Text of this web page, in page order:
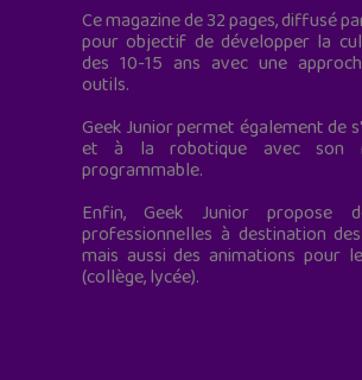
Ce magazine de 32 pages, diffusé
pour objectif de développer la
des 10-15 ans avec une
outils.
Geek Junior permet également de
et à la robotique avec son
programmable.
Enfin, Geek Junior propose
professionnelles à destination
mais aussi des animations pour
(collège, lycée).